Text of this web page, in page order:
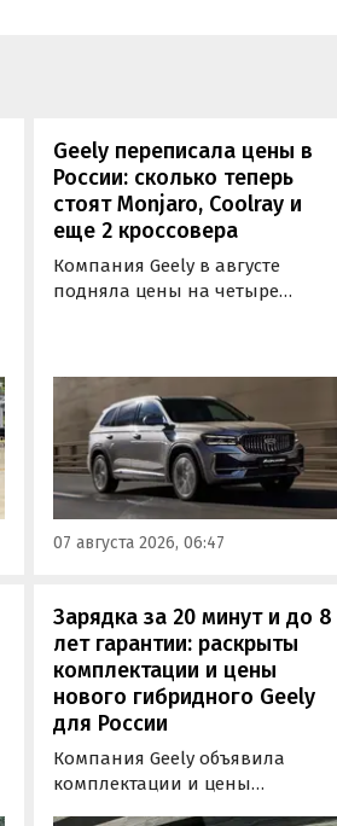
Geely переписала цены в
России: сколько теперь
стоят Monjaro, Coolray и
еще 2 кроссовера
Компания Geely в августе
подняла цены на четыре
Okavango, а также компактные
Coolray и Cityray во всех
комплектациях подорожали на
7-50 тыс. рублей, выяснили
«Автоновости дня» в ходе
мониторинга прайс-листов
бренда.
07 августа 2026, 06:47
Зарядка за 20 минут и до 8
лет гарантии: раскрыты
комплектации и цены
нового гибридного Geely
для России
Компания Geely объявила
комплектации и цены